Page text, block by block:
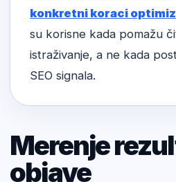
konkretni koraci
su korisne kada pomažu
istraživanje, a ne kada
SEO signala.
Merenje
objave